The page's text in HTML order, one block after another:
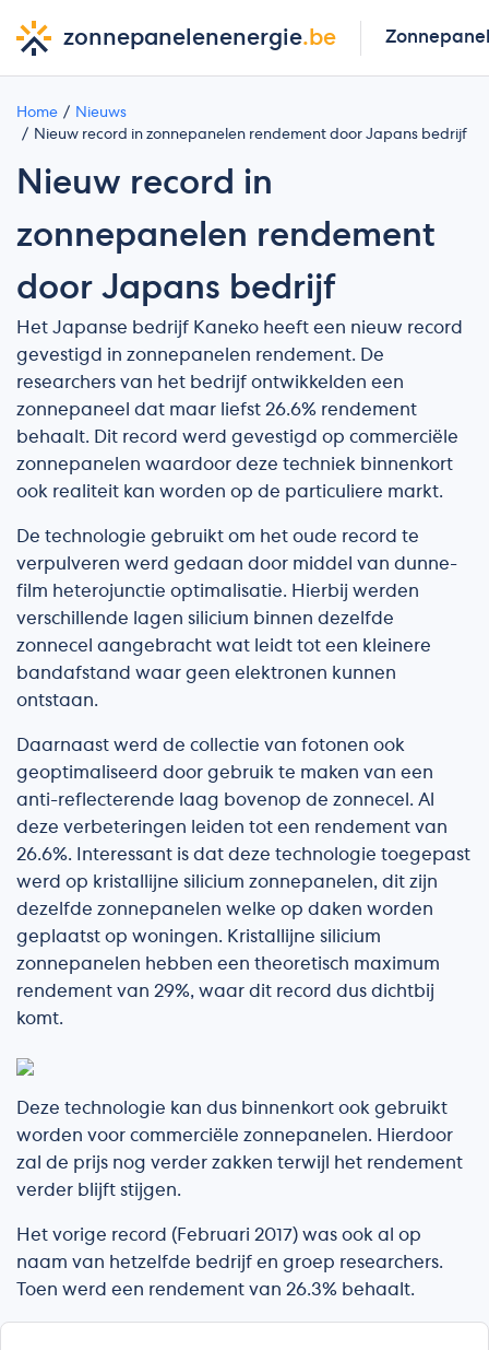
zonnepanelenenergie.be
Home
Nieuws
Nieuw record in zonnepanelen rendement door Japans bedrijf
Nieuw record in
zonnepanelen rendement
door Japans bedrijf
Het Japanse bedrijf Kaneko heeft een nieuw record
gevestigd in zonnepanelen rendement. De
researchers van het bedrijf ontwikkelden een
zonnepaneel dat maar liefst 26.6% rendement
behaalt. Dit record werd gevestigd op commerciële
zonnepanelen waardoor deze techniek binnenkort
ook realiteit kan worden op de particuliere markt.
De technologie gebruikt om het oude record te
verpulveren werd gedaan door middel van dunne-
film heterojunctie optimalisatie. Hierbij werden
verschillende lagen silicium binnen dezelfde
zonnecel aangebracht wat leidt tot een kleinere
bandafstand waar geen elektronen kunnen
ontstaan.
Daarnaast werd de collectie van fotonen ook
geoptimaliseerd door gebruik te maken van een
anti-reflecterende laag bovenop de zonnecel. Al
deze verbeteringen leiden tot een rendement van
26.6%. Interessant is dat deze technologie toegepast
werd op kristallijne silicium zonnepanelen, dit zijn
dezelfde zonnepanelen welke op daken worden
geplaatst op woningen. Kristallijne silicium
zonnepanelen hebben een theoretisch maximum
rendement van 29%, waar dit record dus dichtbij
komt.
Deze technologie kan dus binnenkort ook gebruikt
worden voor commerciële zonnepanelen. Hierdoor
zal de prijs nog verder zakken terwijl het rendement
verder blijft stijgen.
Het vorige record (Februari 2017) was ook al op
naam van hetzelfde bedrijf en groep researchers.
Toen werd een rendement van 26.3% behaalt.